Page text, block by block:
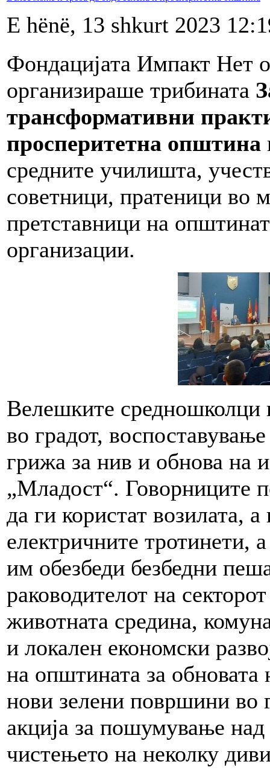
E hënë, 13 shkurt 2023
Фондацијата Импакт Нет
организираше трибината
трансформативни
просперитетна општина
средните училишта,
советници, пратеници во
претставници на
организации.
Велешките средношколци
во градот,
грижа за нив и обнова на
„Младост“. Говорниците
да ги користат возилата,
електричните тротинети,
им обезбеди безбедни
раководителот на
животната средина,
и локален економски
на општината за обновата
нови зелени површини во
акција за пошумување
чистењето на неколку